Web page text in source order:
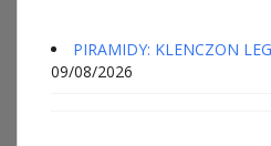
PIRAMIDY: KLENCZON
09/08/2026